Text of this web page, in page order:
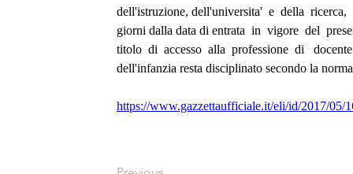
dell'istruzione, dell'universita'  e  della  ricerca,
giorni dalla data di entrata  in  vigore  del
titolo  di  accesso  alla  professione  di
dell'infanzia resta disciplinato secondo la
https://www.gazzettaufficiale.it/eli/id/2017/05/